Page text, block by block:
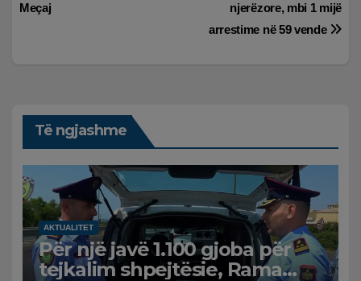
njerëzore, mbi 1 mijë
arrestime në 59 vende
Meçaj
Të ngjashme
AKTUALITET
Për një javë 1.100 gjoba për
tejkalim shpejtësie, Rama